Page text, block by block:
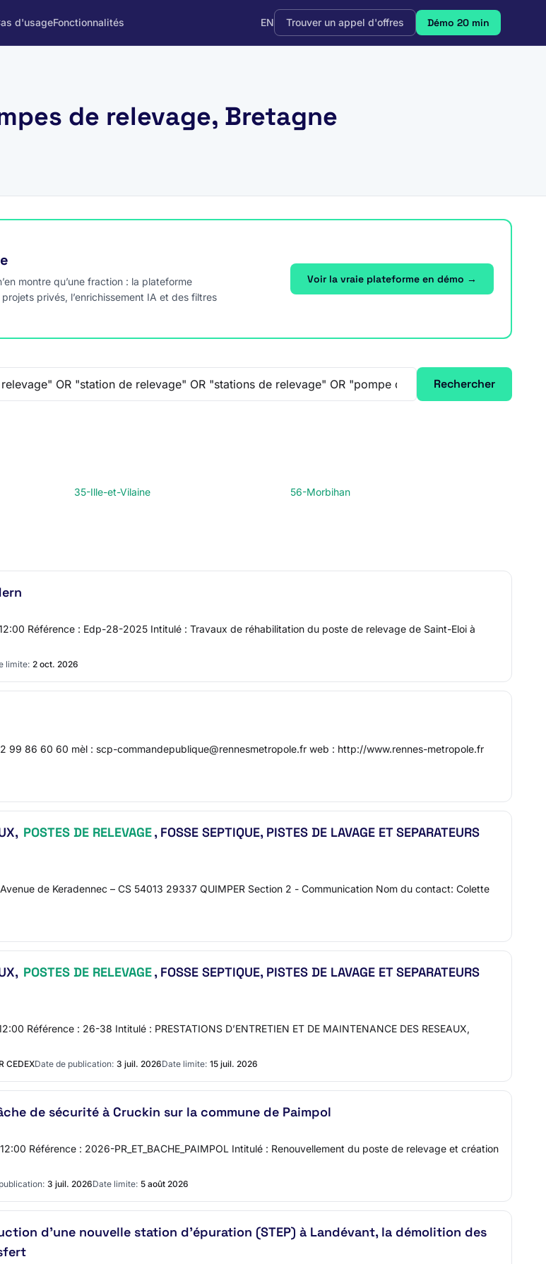
d'usageFonctionnalités EN Trouver un appel d'offres Démo 20 min
de relevage, Bretagne
montre qu’une fraction : la plateforme
privés, l’enrichissement IA et des filtres
Voir la vraie plateforme en démo →
Rechercher
35-Ille-et-Vilaine 56-Morbihan
Référence : Edp-28-2025 Intitulé : Travaux de réhabilitation du poste de relevage de Saint-Eloi à
limite: 2 oct. 2026
99 86 60 60 mèl : scp-commandepublique@rennesmetropole.fr web : http://www.rennes-metropole.fr
POSTES DE RELEVAGE, FOSSE SEPTIQUE, PISTES DE LAVAGE ET SEPARATEURS
de Keradennec – CS 54013 29337 QUIMPER Section 2 - Communication Nom du contact: Colette
POSTES DE RELEVAGE, FOSSE SEPTIQUE, PISTES DE LAVAGE ET SEPARATEURS
Référence : 26-38 Intitulé : PRESTATIONS D’ENTRETIEN ET DE MAINTENANCE DES RESEAUX,
CEDEXDate de publication: 3 juil. 2026Date limite: 15 juil. 2026
de sécurité à Cruckin sur la commune de Paimpol
Référence : 2026-PR_ET_BACHE_PAIMPOL Intitulé : Renouvellement du poste de relevage et création
3 juil. 2026Date limite: 5 août 2026
d’une nouvelle station d’épuration (STEP) à Landévant, la démolition des